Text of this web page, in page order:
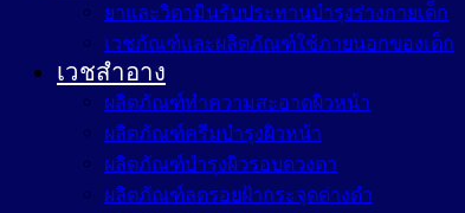
ยาและวิตามินรับประทานบำรุงร่างกายเด็ก
เวชภัณฑ์และผลิตภัณฑ์ใช้ภายนอกของเด็ก
เวชสำอาง
ผลิตภัณฑ์ทำความสะอาดผิวหน้า
ผลิตภัณฑ์ครีมบำรุงผิวหน้า
ผลิตภัณฑ์บำรุงผิวรอบดวงตา
ผลิตภัณฑ์ลดรอยฝ้ากระจุดด่างดำ